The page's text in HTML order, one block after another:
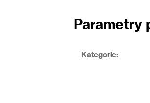
Parametry
Kategorie: